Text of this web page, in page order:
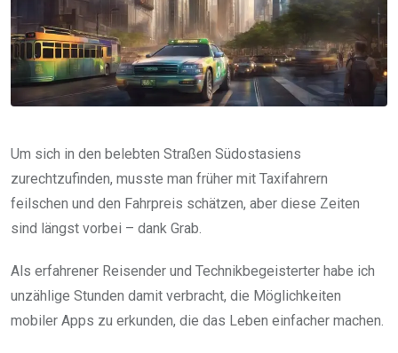
Um sich in den belebten Straßen Südostasiens
zurechtzufinden, musste man früher mit Taxifahrern
feilschen und den Fahrpreis schätzen, aber diese Zeiten
sind längst vorbei – dank Grab.
Als erfahrener Reisender und Technikbegeisterter habe ich
unzählige Stunden damit verbracht, die Möglichkeiten
mobiler Apps zu erkunden, die das Leben einfacher machen.